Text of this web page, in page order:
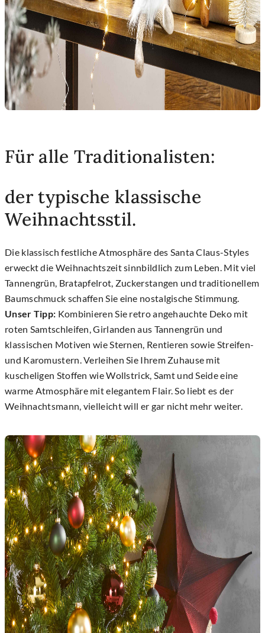
Für alle Traditionalisten:
der typische klassische
Weihnachtsstil.
Die klassisch festliche Atmosphäre des Santa Claus-Styles
erweckt die Weihnachtszeit sinnbildlich zum Leben. Mit viel
Tannengrün, Bratapfelrot, Zuckerstangen und traditionellem
Baumschmuck schaffen Sie eine nostalgische Stimmung.
Unser Tipp: Kombinieren Sie retro angehauchte Deko mit
roten Samtschleifen, Girlanden aus Tannengrün und
klassischen Motiven wie Sternen, Rentieren sowie Streifen-
und Karomustern. Verleihen Sie Ihrem Zuhause mit
kuscheligen Stoffen wie Wollstrick, Samt und Seide eine
warme Atmosphäre mit elegantem Flair. So liebt es der
Weihnachtsmann, vielleicht will er gar nicht mehr weiter.